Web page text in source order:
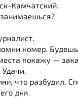
Камчатский.
номер.
покажу —
что разбудил.
дня.